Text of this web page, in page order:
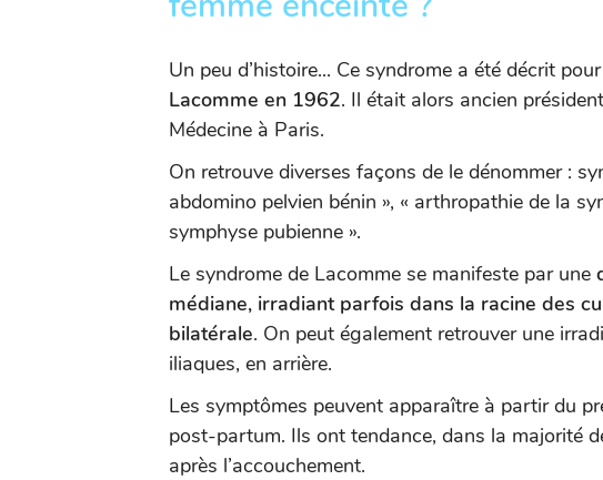
Un peu d’histoire... Ce syndrome a été décrit
Lacomme en 1962. Il était alors ancien
Médecine à Paris.
On retrouve diverses façons de le dénommer :
abdomino pelvien bénin », « arthropathie de la
symphyse pubienne ».
Le syndrome de Lacomme se manifeste par une
médiane, irradiant parfois dans la racine des
bilatérale. On peut également retrouver une
iliaques, en arrière.
Les symptômes peuvent apparaître à partir du
post-partum. Ils ont tendance, dans la majorité
après l’accouchement.